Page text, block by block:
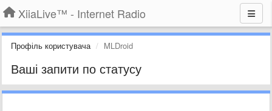
XiiaLive™ - Internet Radio
Профіль користувача MLDroid
Ваші запити по статусу